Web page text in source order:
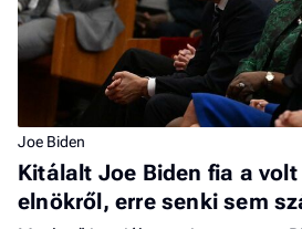
Joe Biden
Kitálalt Joe Biden fia a
elnökről, erre senki sem